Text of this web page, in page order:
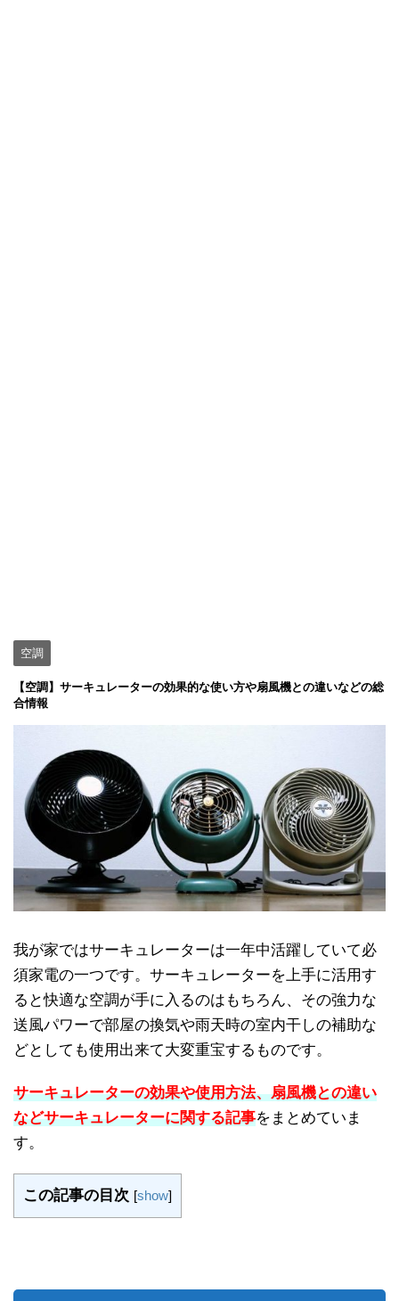
空調
【空調】サーキュレーターの効果的な使い方や扇風機との違いなどの総
合情報
我が家ではサーキュレーターは一年中活躍していて必
須家電の一つです。サーキュレーターを上手に活用す
ると快適な空調が手に入るのはもちろん、その強力な
送風パワーで部屋の換気や雨天時の室内干しの補助な
どとしても使用出来て大変重宝するものです。
サーキュレーターの効果や使用方法、扇風機との違い
などサーキュレーターに関する記事をまとめていま
す。
この記事の目次 [show]